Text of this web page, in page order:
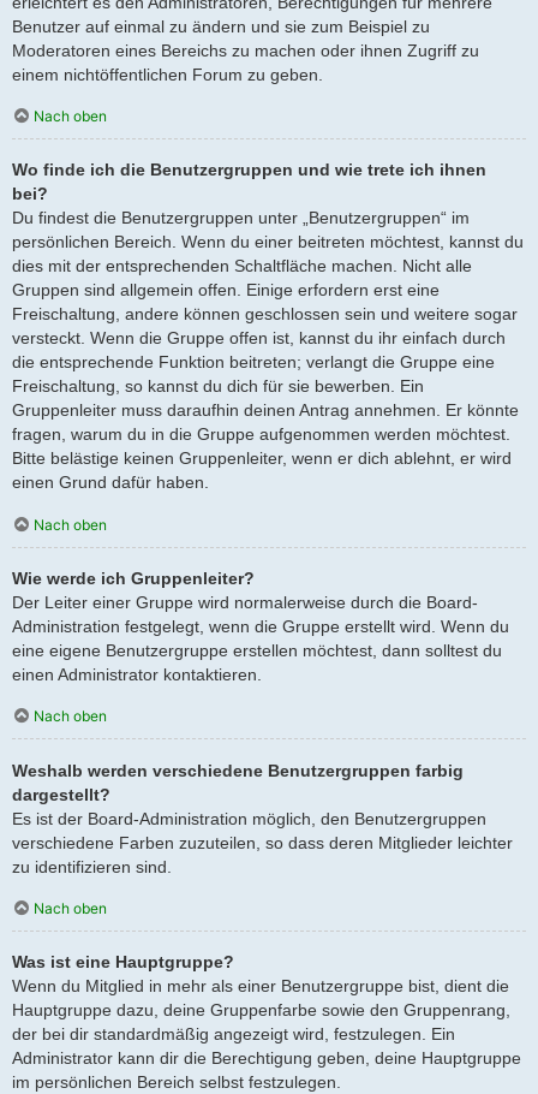
Benutzer auf einmal zu ändern und sie zum Beispiel zu
Moderatoren eines Bereichs zu machen oder ihnen Zugriff zu
einem nichtöffentlichen Forum zu geben.
Nach oben
Wo finde ich die Benutzergruppen und wie trete ich ihnen
bei?
Du findest die Benutzergruppen unter „Benutzergruppen“ im
persönlichen Bereich. Wenn du einer beitreten möchtest, kannst du
dies mit der entsprechenden Schaltfläche machen. Nicht alle
Gruppen sind allgemein offen. Einige erfordern erst eine
Freischaltung, andere können geschlossen sein und weitere sogar
versteckt. Wenn die Gruppe offen ist, kannst du ihr einfach durch
die entsprechende Funktion beitreten; verlangt die Gruppe eine
Freischaltung, so kannst du dich für sie bewerben. Ein
Gruppenleiter muss daraufhin deinen Antrag annehmen. Er könnte
fragen, warum du in die Gruppe aufgenommen werden möchtest.
Bitte belästige keinen Gruppenleiter, wenn er dich ablehnt, er wird
einen Grund dafür haben.
Nach oben
Wie werde ich Gruppenleiter?
Der Leiter einer Gruppe wird normalerweise durch die Board-
Administration festgelegt, wenn die Gruppe erstellt wird. Wenn du
eine eigene Benutzergruppe erstellen möchtest, dann solltest du
einen Administrator kontaktieren.
Nach oben
Weshalb werden verschiedene Benutzergruppen farbig
dargestellt?
Es ist der Board-Administration möglich, den Benutzergruppen
verschiedene Farben zuzuteilen, so dass deren Mitglieder leichter
zu identifizieren sind.
Nach oben
Was ist eine Hauptgruppe?
Wenn du Mitglied in mehr als einer Benutzergruppe bist, dient die
Hauptgruppe dazu, deine Gruppenfarbe sowie den Gruppenrang,
der bei dir standardmäßig angezeigt wird, festzulegen. Ein
Administrator kann dir die Berechtigung geben, deine Hauptgruppe
im persönlichen Bereich selbst festzulegen.